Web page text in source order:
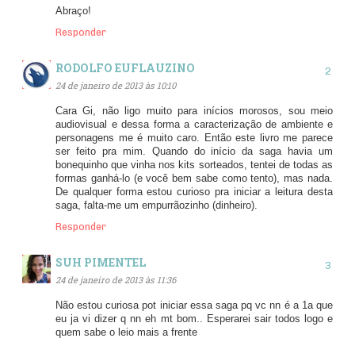
Abraço!
Responder
RODOLFO EUFLAUZINO
24 de janeiro de 2013 às 10:10
Cara Gi, não ligo muito para inícios morosos, sou meio
audiovisual e dessa forma a caracterização de ambiente e
personagens me é muito caro. Então este livro me parece
ser feito pra mim. Quando do início da saga havia um
bonequinho que vinha nos kits sorteados, tentei de todas as
formas ganhá-lo (e você bem sabe como tento), mas nada.
De qualquer forma estou curioso pra iniciar a leitura desta
saga, falta-me um empurrãozinho (dinheiro).
Responder
SUH PIMENTEL
24 de janeiro de 2013 às 11:36
Não estou curiosa pot iniciar essa saga pq vc nn é a 1a que
eu ja vi dizer q nn eh mt bom.. Esperarei sair todos logo e
quem sabe o leio mais a frente